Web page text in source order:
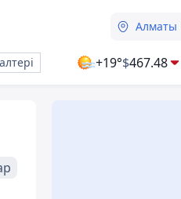
Алматы
+19°$467.48